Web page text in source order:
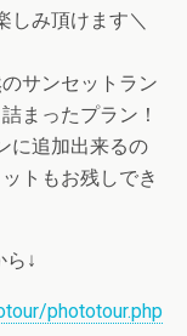
しみ頂けます＼
サンセットラン
まったプラン！
に追加出来るの
トもお残しでき
ら↓
phototour.php